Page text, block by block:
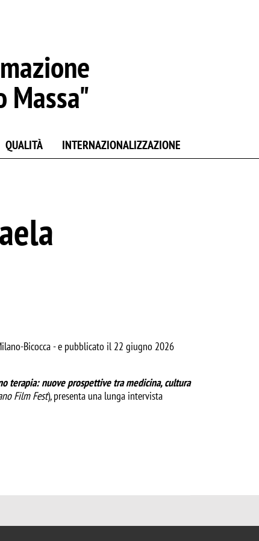
Massa"
QUALITÀ INTERNAZIONALIZZAZIONE
Bicocca - e pubblicato il 22 giugno 2026
terapia: nuove prospettive tra medicina, cultura
Film Fest),presenta una lunga intervista